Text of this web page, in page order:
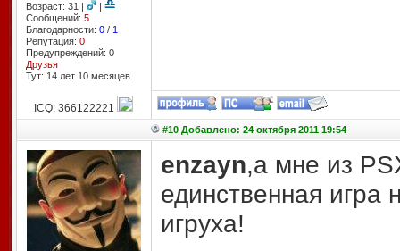
Возраст: 31 |
|
Сообщений: 5
Благодарности: 0/ 1
Репутация: 0
Предупреждений: 0
Друзья
Тут: 14 лет 10 месяцев
ICQ: 366122221
#10 Добавлено: 24 октября 2011 19:54
enzayn,а мне из
единственная
игруха!